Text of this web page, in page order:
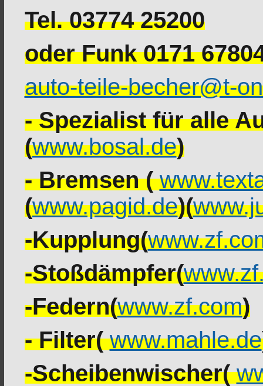
Tel. 03774 25200
oder Funk 0171
auto-teile-becher@t-
- Spezialist für alle
(www.bosal.de)
- Bremsen (
(www.pagid.de)(
-Kupplung(
-Stoßdämpfer(
-Federn(www.zf.com)
- Filter(www.mahle.de
-Scheibenwischer(